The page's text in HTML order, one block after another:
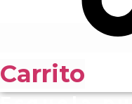
Carrito